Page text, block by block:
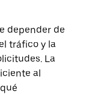
depender de
tráfico y la
La
al